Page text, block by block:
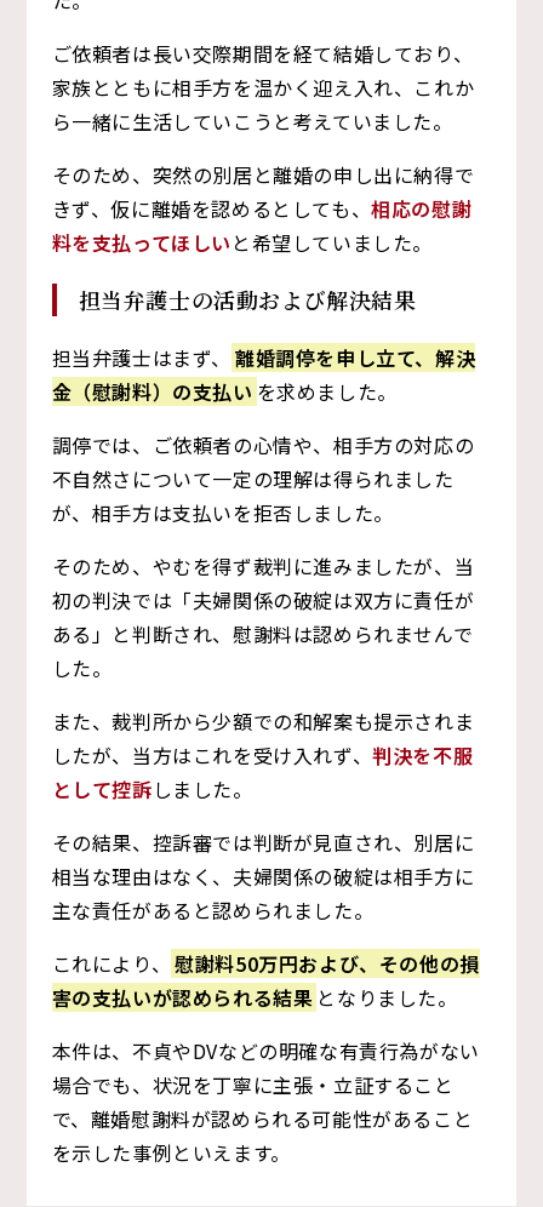
ご依頼者は長い交際期間を経て結婚しており、
家族とともに相手方を温かく迎え入れ、これか
ら一緒に生活していこうと考えていました。
そのため、突然の別居と離婚の申し出に納得で
きず、仮に離婚を認めるとしても、相応の慰謝
料を支払ってほしい と希望していました。
担当弁護士の活動および解決結果
担当弁護士はまず、 離婚調停を申し立て、解決
金（慰謝料）の支払い を求めました。
調停では、ご依頼者の心情や、相手方の対応の
不自然さについて一定の理解は得られました
が、相手方は支払いを拒否しました。
そのため、やむを得ず裁判に進みましたが、当
初の判決では「夫婦関係の破綻は双方に責任が
ある」と判断され、慰謝料は認められませんで
した。
また、裁判所から少額での和解案も提示されま
したが、当方はこれを受け入れず、判決を不服
として控訴しました。
その結果、控訴審では判断が見直され、別居に
相当な理由はなく、夫婦関係の破綻は相手方に
主な責任があると認められました。
これにより、 慰謝料50万円および、その他の損
害の支払いが認められる結果 となりました。
本件は、不貞やDVなどの明確な有責行為がない
場合でも、状況を丁寧に主張・立証すること
で、離婚慰謝料が認められる可能性があること
を示した事例といえます。